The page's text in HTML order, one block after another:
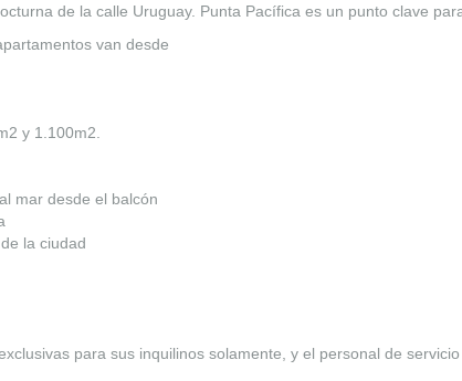
de la calle Uruguay. Punta Pacífica es un punto clave
van desde
y 1.100m2.
mar desde el balcón
la ciudad
para sus inquilinos solamente, y el personal de